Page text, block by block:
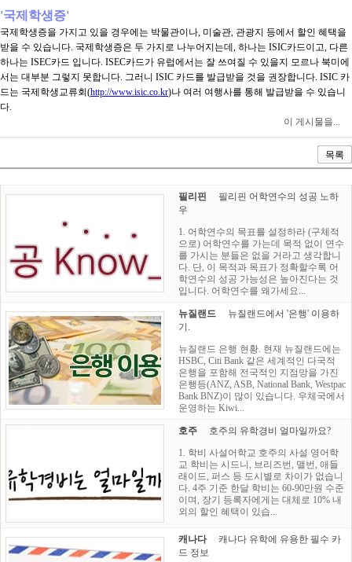
'국제학생증'
국제학생증을 가지고 있을 경우에는 박물관이나, 미술관, 관광지 등에서 할인 혜택을
받을 수 있습니다. 국제학생증은 두 가지로 나누어지는데, 하나는 ISIC카드이고, 다른
하나는 ISEC카드 입니다. ISEC카드가 유럽에서는 잘 쓰여질 수 있을지 모르나 북미에
서는 대부분 그렇지 못합니다. 그러니 ISIC 카드를 발급받을 것을 권장합니다. ISIC 카
드는 국제학생교류회(http://www.isic.co.kr)나 여러 여행사를 통해 발급받을 수 있습니
다.
이 게시물을...
목록
필리핀
필리핀 어학연수의 성공 노하
우
1. 어학연수의 목표를 설정하라 (구체적
으로) 어학연수를 가는데 목적 없이 연수
를 가시는 분들은 없을 거라고 생각합니
다. 단, 이 목적과 목표가 정확할수록 어
학연수의 성공 가능성은 높아진다는 것
입니다. 어학연수를 왜가세요...
뉴질랜드
뉴질랜드에서 '은행' 이용하
기.
뉴질랜드 은행 현황. 현재 뉴질랜드에는
HSBC, Citi Bank 같은 세계적인 다국적
은행을 포함해 전국적인 지점망을 가진
은행등(ANZ, ASB, National Bank, Westpac
Bank BNZ)이 많이 있습니다. 우체국에서
운영하는 Kiwi...
호주
호주의 유학경비 얼마일까요?
1. 학비 사설어학교 호주의 사설 영어학
교 학비는 시드니, 브리즈번, 맬번, 애들
래이드, 퍼스 등 도시별로 차이가 없습니
다. 4주 기준 한달 학비는 60-90만원 수준
이며, 장기 등록자에게는 대체로 10% 내
외의 할인 혜택이 있습...
캐나다
캐나다 유학에 유용한 필수 카
드 정보